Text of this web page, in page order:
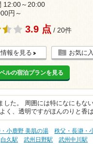
12:00～20:00
円～
3.9 点 / 20件
報を見る お気に
ルの宿泊プランを見る
した。 周囲には特になにもな
く、透明ですがほんのりと香
小鹿野 美肌の湯
秩父・長瀞・
白久駅 武州日野駅 武州中川駅